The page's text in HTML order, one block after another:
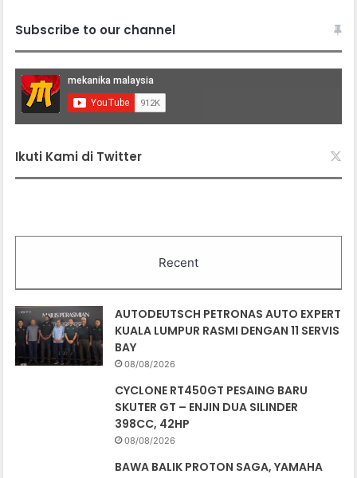
Subscribe to our channel
Ikuti Kami di Twitter
Recent
AUTODEUTSCH PETRONAS AUTO EXPERT
KUALA LUMPUR RASMI DENGAN 11 SERVIS
BAY
08/08/2026
CYCLONE RT450GT PESAING BARU
SKUTER GT – ENJIN DUA SILINDER
398CC, 42HP
08/08/2026
BAWA BALIK PROTON SAGA, YAMAHA